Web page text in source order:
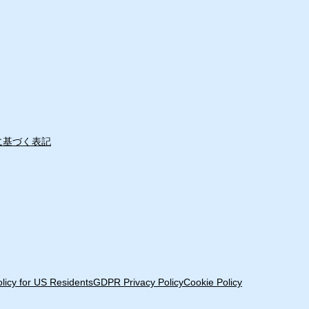
基づく表記
for US ResidentsGDPR Privacy PolicyCookie Policy